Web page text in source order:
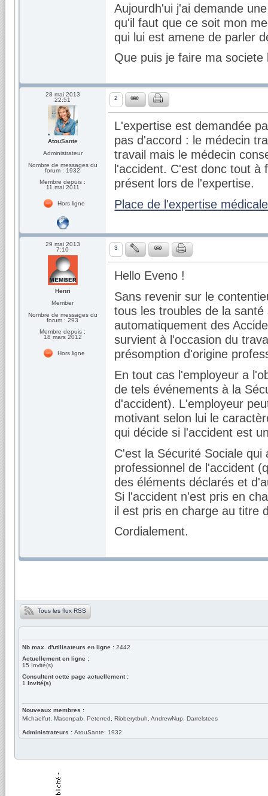
Aujourdh'ui j'ai demande
qu'il faut que ce soit mon
qui lui est amene de parler
Que puis je faire ma
28 mai 2013
22:51
AtouSante
Administrateur
Nombre de messages du
forum : 1932
Membre depuis :
11 mai 2011
Hors ligne
2
L'expertise est demandée
pas d'accord : le médecin
travail mais le médecin
l'accident. C'est donc tout à
présent lors de l'expertise.
Place de l'expertise
29 mai 2013
7:10
Henri
Member
Nombre de messages du
forum : 293
Membre depuis :
18 mars 2012
Hors ligne
3
Hello Eveno !
Sans revenir sur le
tous les troubles de la
automatiquement des
survient à l'occasion du
présomption d'origine
En tout cas l'employeur a
de tels événements à la
d'accident). L'employeur
motivant selon lui le
qui décide si l'accident est
C'est la Sécurité Sociale
professionnel de l'accident
des éléments déclarés et
Si l'accident n'est pris en
il est pris en charge au titre
Cordialement.
Tous les flux RSS
Nb max. d'utilisateurs en ligne : 2442
Actuellement en ligne :
15 Invité(s)
Consultent cette page actuellement :
1 Invité(s)
Nouveaux membres :
Michaelfut, Masonpab, Peterred, Rioberytbuh, AndrewNup, Darrelstees
Administrateurs : AtouSante: 1932